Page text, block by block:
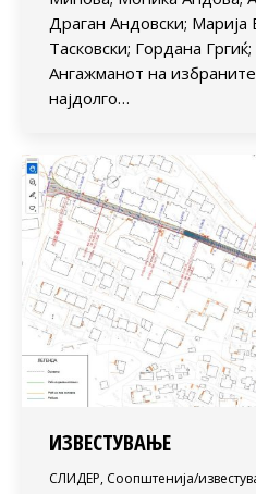
Драган Андовски;
Тасковски; Гордана Гргиќ;
Ангажманот на
најдолго…
ИЗВЕСТУВАЊЕ
СЛИДЕР, Соопштенија/